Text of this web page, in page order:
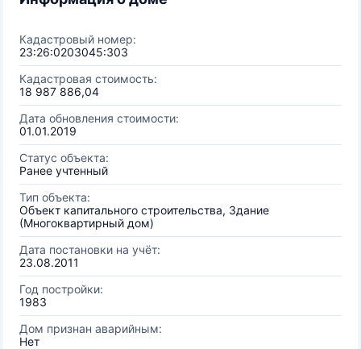
Кадастровый номер:
23:26:0203045:303
Кадастровая стоимость:
18 987 886,04
Дата обновления стоимости:
01.01.2019
Статус объекта:
Ранее учтенный
Тип объекта:
Объект капитального строительства, Здание
(Многоквартирный дом)
Дата постановки на учёт:
23.08.2011
Год постройки:
1983
Дом признан аварийным:
Нет